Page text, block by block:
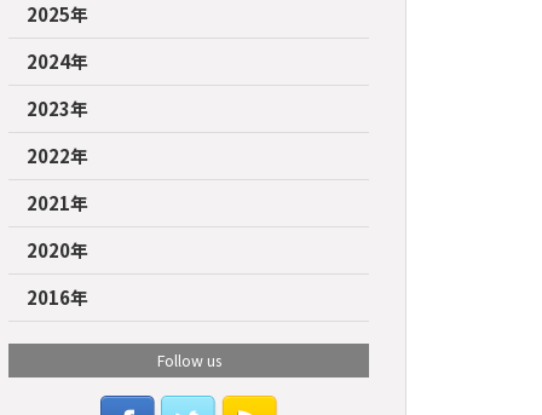
2025年
2024年
2023年
2022年
2021年
2020年
2016年
Follow us